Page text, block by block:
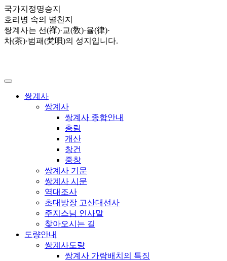
국가지정명승지
호리병 속의 별천지
쌍계사는 선(禪)·교(敎)·율(律)·
차(茶)·범패(梵唄)의 성지입니다.
쌍계사
쌍계사
쌍계사 종합안내
총림
개산
창건
중창
쌍계사 기문
쌍계사 시문
역대조사
초대방장 고산대선사
주지스님 인사말
찾아오시는 길
도량안내
쌍계사도량
쌍계사 가람배치의 특징